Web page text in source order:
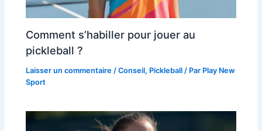
Comment s’habiller pour jouer au
pickleball ?
Laisser un commentaire /Conseil, Pickleball / Par Play New
Sport